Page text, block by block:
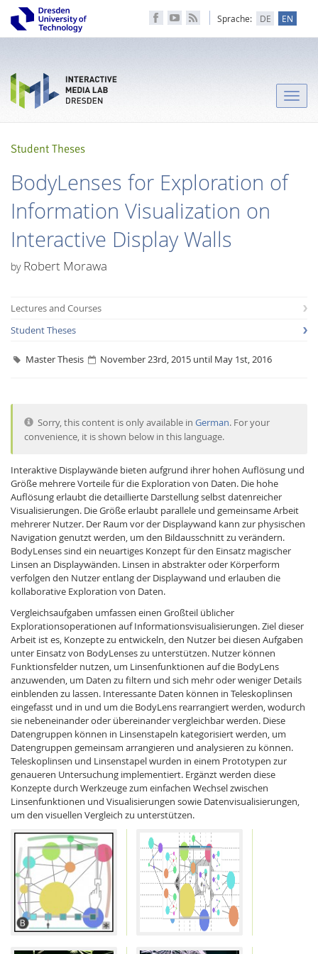
Facebook
Youtube
RSS
Sprache: DE EN
Interactive Media
Toggle
Student Theses
BodyLenses for Exploration of
Information Visualization on
Interactive Display Walls
byRobert Morawa
Lectures and Courses
Student Theses
Master Thesis November 23rd, 2015 until May 1st, 2016
Sorry, this content is only available inGerman. For your
convenience, it is shown below in this language.
Interaktive Displaywände bieten aufgrund ihrer hohen Auflösung und
Größe mehrere Vorteile für die Exploration von Daten. Die hohe
Auflösung erlaubt die detaillierte Darstellung selbst datenreicher
Visualisierungen. Die Größe erlaubt parallele und gemeinsame Arbeit
mehrerer Nutzer. Der Raum vor der Displaywand kann zur physischen
Navigation genutzt werden, um den Bildausschnitt zu verändern.
BodyLenses sind ein neuartiges Konzept für den Einsatz magischer
Linsen an Displaywänden. Linsen in abstrakter oder Körperform
verfolgen den Nutzer entlang der Displaywand und erlauben die
kollaborative Exploration von Daten.
Vergleichsaufgaben umfassen einen Großteil üblicher
Explorationsoperationen auf Informationsvisualisierungen. Ziel dieser
Arbeit ist es, Konzepte zu entwickeln, den Nutzer bei diesen Aufgaben
unter Einsatz von BodyLenses zu unterstützen. Nutzer können
Funktionsfelder nutzen, um Linsenfunktionen auf die BodyLens
anzuwenden, um Daten zu filtern und sich mehr oder weniger Details
einblenden zu lassen. Interessante Daten können in Teleskoplinsen
eingefasst und in und um die BodyLens rearrangiert werden, wodurch
sie nebeneinander oder übereinander vergleichbar werden. Diese
Datengruppen können in Linsenstapeln kategorisiert werden, um
Datengruppen gemeinsam arrangieren und analysieren zu können.
Teleskoplinsen und Linsenstapel wurden in einem Prototypen zur
genaueren Untersuchung implementiert. Ergänzt werden diese
Konzepte durch Werkzeuge zum einfachen Wechsel zwischen
Linsenfunktionen und Visualisierungen sowie Datenvisualisierungen,
um den visuellen Vergleich zu unterstützen.